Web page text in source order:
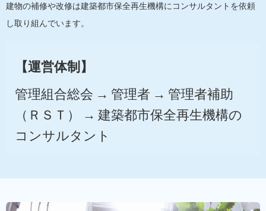
建物の補修や改修は建築都市保全再生機構にコンサルタントを依頼
し取り組んでいます。
【運営体制】
管理組合総会 → 管理者 → 管理者補助
（ＲＳＴ）
→ 建築都市保全再生機構の
コンサルタント